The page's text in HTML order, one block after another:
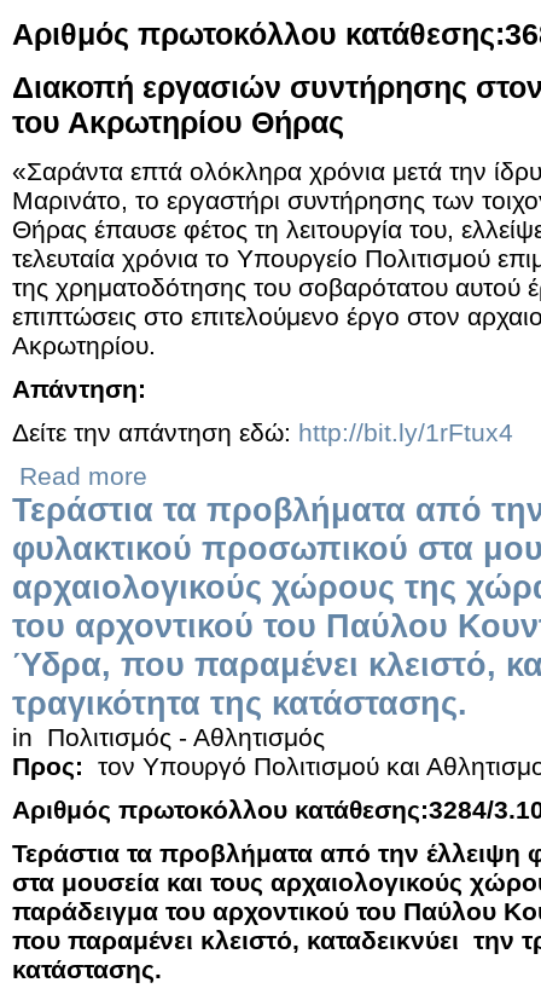
Αριθμός πρωτοκόλλου
Διακοπή εργασιών συντήρησης
του Ακρωτηρίου Θήρας
«Σαράντα επτά ολόκληρα χρόνια μετά την
Μαρινάτο, το εργαστήρι συντήρησης των
Θήρας έπαυσε φέτος τη λειτουργία του,
τελευταία χρόνια το Υπουργείο Πολιτισμού
της χρηματοδότησης του σοβαρότατου αυτού
επιπτώσεις στο επιτελούμενο έργο στον
Ακρωτηρίου.
Απάντηση:
Δείτε την απάντηση εδώ: http://bit.ly/1rFtux4
Read more
Τεράστια τα προβλήματα από
φυλακτικού προσωπικού στα
αρχαιολογικούς χώρους της
του αρχοντικού του Παύλου
Ύδρα, που παραμένει κλειστό,
τραγικότητα της κατάστασης.
in
Πολιτισμός - Αθλητισμός
Προς:
τον Υπουργό Πολιτισμού και
Αριθμός πρωτοκόλλου κατάθεσης:3284/
Τεράστια τα προβλήματα από την έλλειψη
στα μουσεία και τους αρχαιολογικούς
παράδειγμα του αρχοντικού του Παύλου
που παραμένει κλειστό, καταδεικνύει την
κατάστασης.